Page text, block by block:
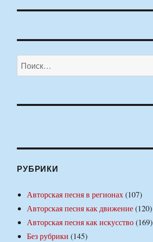
Искать:
РУБРИКИ
Авторская песня в регионах(107)
Авторская песня как движение(120)
Авторская песня как искусство(169)
Без рубрики (145)